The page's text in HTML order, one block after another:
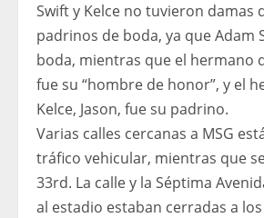
Swift y Kelce no tuvieron damas
padrinos de boda, ya que Adam
boda, mientras que el hermano
fue su “hombre de honor”, y el
Kelce, Jason, fue su padrino.
Varias calles cercanas a MSG
tráfico vehicular, mientras que
33rd. La calle y la Séptima
al estadio estaban cerradas a